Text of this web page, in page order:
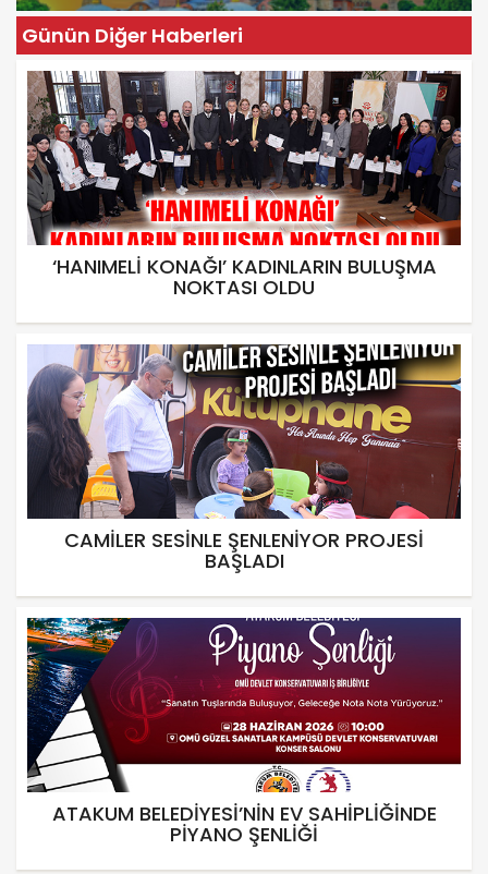
Günün Diğer Haberleri
‘HANIMELİ KONAĞI’ KADINLARIN BULUŞMA
NOKTASI OLDU
CAMİLER SESİNLE ŞENLENİYOR PROJESİ
BAŞLADI
ATAKUM BELEDİYESİ’NİN EV SAHİPLİĞİNDE
PİYANO ŞENLİĞİ